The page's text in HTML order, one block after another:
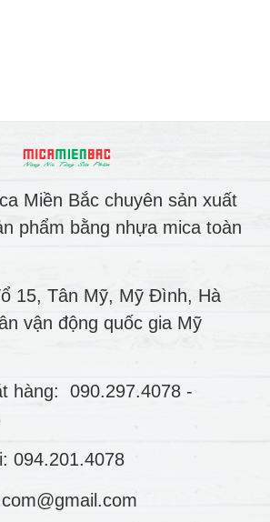
Miền Bắc chuyên sản xuất
phẩm bằng nhựa mica toàn
15, Tân Mỹ, Mỹ Đình, Hà
vận động quốc gia Mỹ
hàng: 090.297.4078 -
094.201.4078